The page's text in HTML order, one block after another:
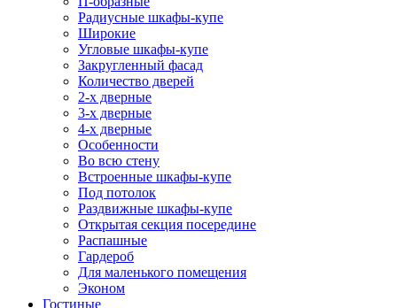
Радиусные шкафы-купе
Широкие
Угловые шкафы-купе
Закругленный фасад
Количество дверей
2-х дверные
3-х дверные
4-х дверные
Особенности
Во всю стену
Встроенные шкафы-купе
Под потолок
Раздвижные шкафы-купе
Открытая секция посередине
Распашные
Гардероб
Для маленького помещения
Эконом
Гостиные